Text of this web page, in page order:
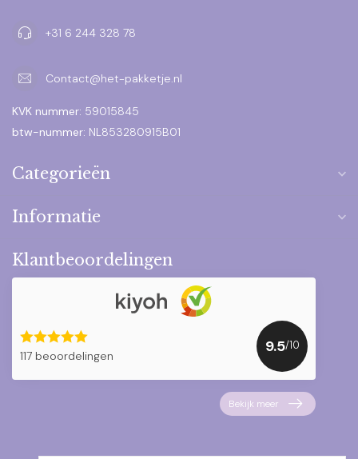
+31 6 244 328 78
Contact@het-pakketje.nl
KVK nummer: 59015845
btw-nummer: NL853280915B01
Categorieën
Informatie
Klantbeoordelingen
117 beoordelingen
9.5/10
Bekijk meer